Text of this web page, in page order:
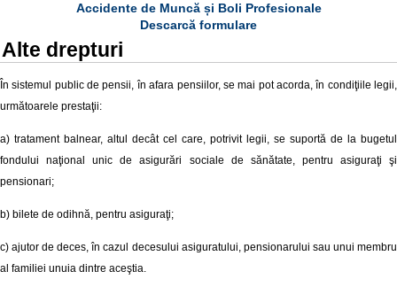
Accidente de Muncă și Boli Profesionale
Descarcă formulare
Alte drepturi
În sistemul public de pensii, în afara pensiilor, se mai pot acorda, în condiţiile legii,
următoarele prestaţii:
a) tratament balnear, altul decât cel care, potrivit legii, se suportă de la bugetul
fondului naţional unic de asigurări sociale de sănătate, pentru asiguraţi şi
pensionari;
b) bilete de odihnă, pentru asiguraţi;
c) ajutor de deces, în cazul decesului asiguratului, pensionarului sau unui membru
al familiei unuia dintre aceştia.